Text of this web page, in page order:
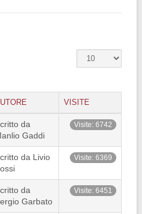
VISITE
da
Gaddi
Visite: 6742
da Livio
Visite: 6369
da
Garbato
Visite: 6451